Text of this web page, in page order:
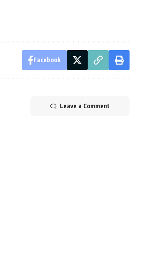
Facebook
Leave a Comment